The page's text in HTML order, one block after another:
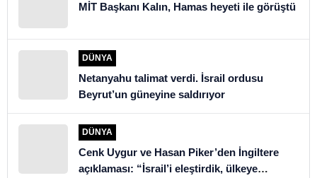
MİT Başkanı Kalın, Hamas heyeti ile görüştü
DÜNYA
Netanyahu talimat verdi. İsrail ordusu
Beyrut’un güneyine saldırıyor
DÜNYA
Cenk Uygur ve Hasan Piker’den İngiltere
açıklaması: “İsrail’i eleştirdik, ülkeye